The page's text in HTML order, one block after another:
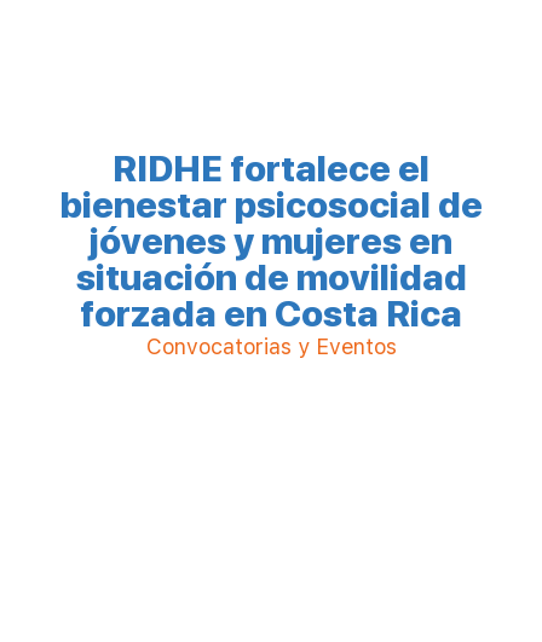
RIDHE fortalece el
bienestar psicosocial de
jóvenes y mujeres en
situación de movilidad
forzada en Costa Rica
Convocatorias y Eventos